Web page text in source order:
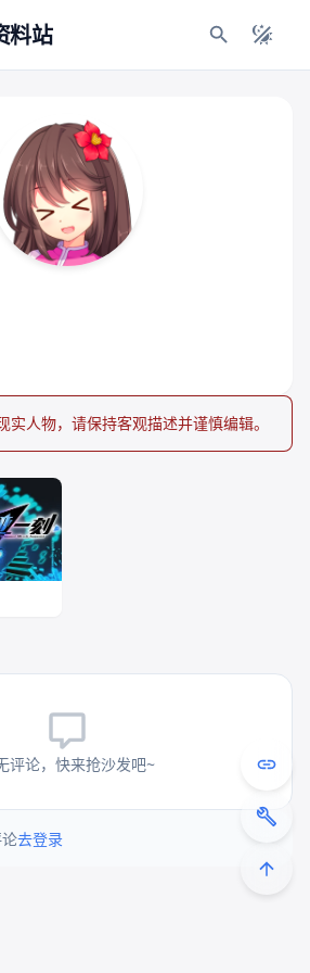
料站
实人物，请保持客观描述并谨慎编辑。
评论，快来抢沙发吧~
去登录